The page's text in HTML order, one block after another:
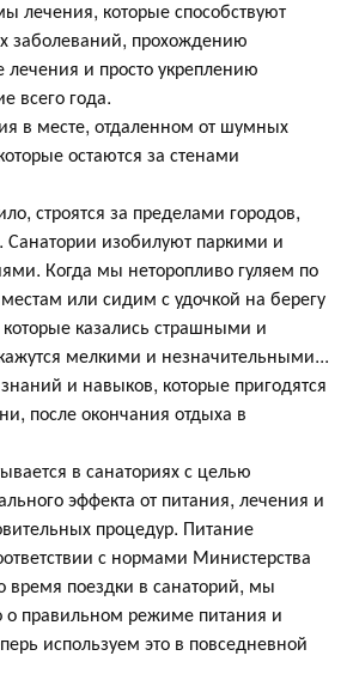
лечения, которые способствуют
заболеваний, прохождению
лечения и просто укреплению
всего года.
в месте, отдаленном от шумных
остаются за стенами
строятся за пределами городов,
Санатории изобилуют паркими и
Когда мы неторопливо гуляем по
или сидим с удочкой на берегу
казались страшными и
мелкими и незначительными...
и навыков, которые пригодятся
после окончания отдыха в
в санаториях с целью
эффекта от питания, лечения и
процедур. Питание
с нормами Министерства
время поездки в санаторий, мы
о правильном режиме питания и
используем это в повседневной